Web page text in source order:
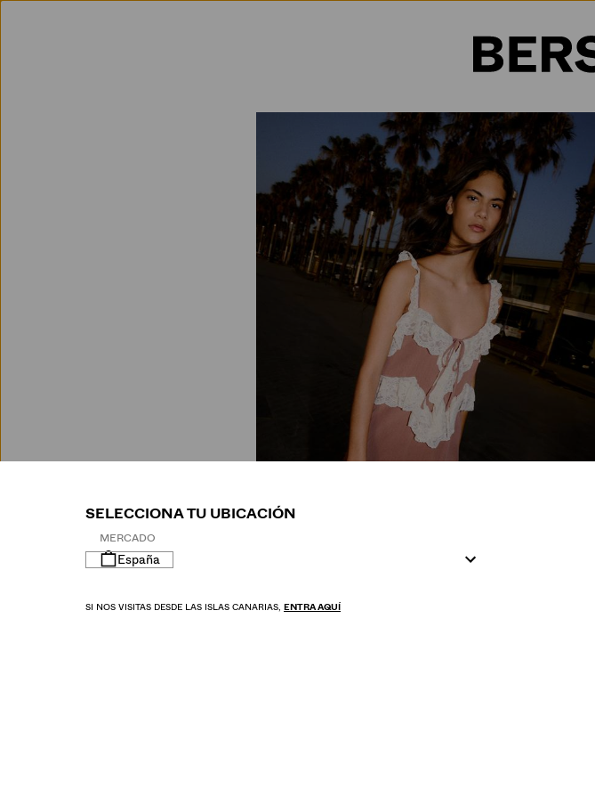
SELECCIONA TU UBICACIÓN
MERCADO
España
SI NOS VISITAS DESDE LAS ISLAS CANARIAS, ENTRA AQUÍ